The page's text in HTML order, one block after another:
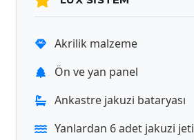
Akrilik malzeme
Ön ve yan panel
Ankastre jakuzi bataryası
Yanlardan 6 adet jakuzi jeti